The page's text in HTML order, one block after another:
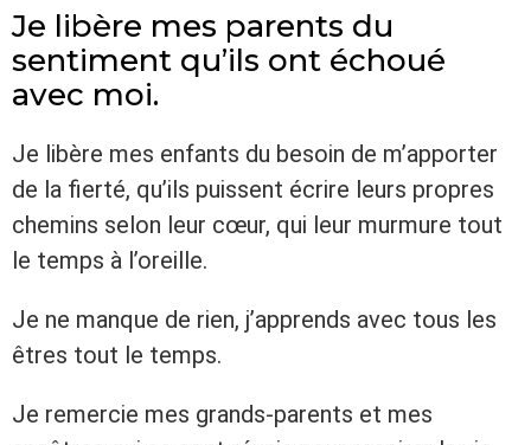
Je libère mes parents du
sentiment qu’ils ont échoué
avec moi.
Je libère mes enfants du besoin de m’apporter
de la fierté, qu’ils puissent écrire leurs propres
chemins selon leur cœur, qui leur murmure tout
le temps à l’oreille.
Je ne manque de rien, j’apprends avec tous les
êtres tout le temps.
Je remercie mes grands-parents et mes